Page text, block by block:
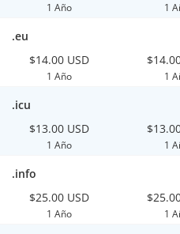
1 Año 1
.eu
$14.00 USD
1 Año 1
.icu
$13.00 USD
1 Año 1
.info
$25.00 USD
1 Año 1